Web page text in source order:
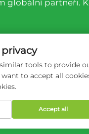
globální partneři.
práva ©
tools to provide
to accept all
Accept all